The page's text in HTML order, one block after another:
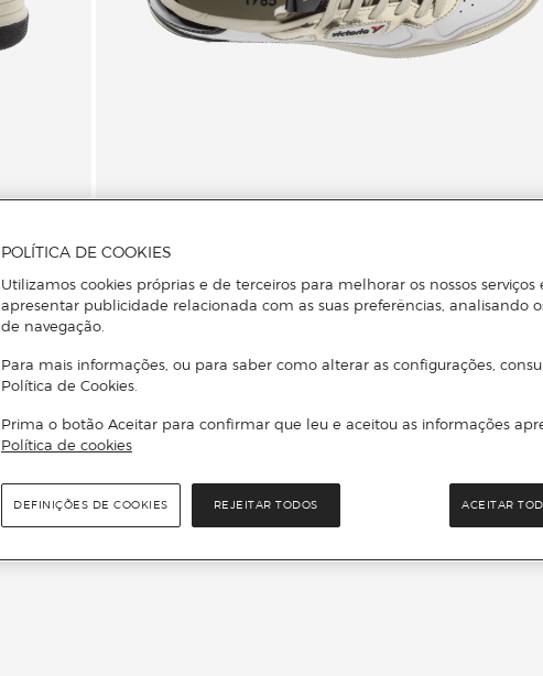
POLÍTICA DE COOKIES
Utilizamos cookies próprias e de terceiros para melhorar os nossos serviços
apresentar publicidade relacionada com as suas preferências, analisando
de navegação.
Para mais informações, ou para saber como alterar as configurações,
Política de Cookies.
Prima o botão Aceitar para confirmar que leu e aceitou as informações
Política de cookies
REJEITAR TODOS ACEITAR
DEFINIÇÕES DE COOKIES